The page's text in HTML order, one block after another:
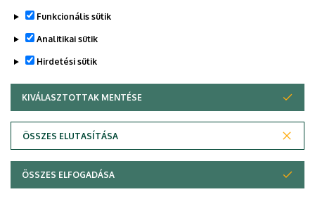
Adatvédelem
Copyright © 2026 Unideb
Funkcionális sütik
Analitikai sütik
Hirdetési sütik
KIVÁLASZTOTTAK MENTÉSE
ÖSSZES ELUTASÍTÁSA
WITHDRAW CONSENT
ÖSSZES ELFOGADÁSA